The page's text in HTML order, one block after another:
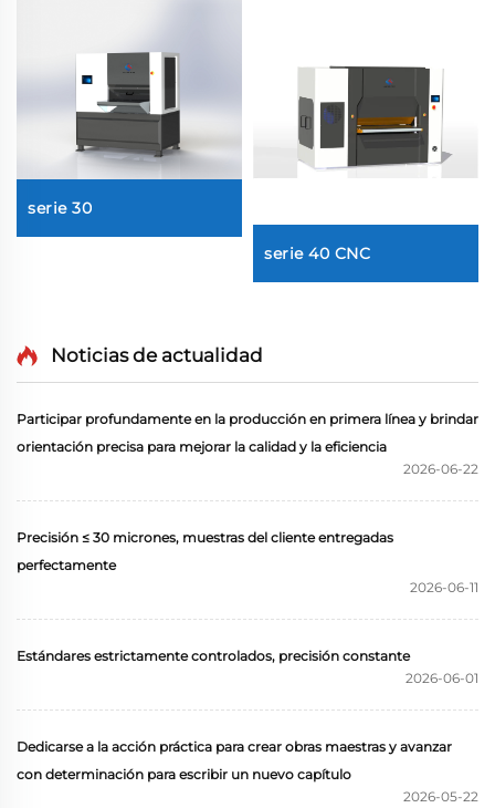
serie 30
serie 40 CNC
Noticias de actualidad
Participar profundamente en la producción en primera línea y brindar
orientación precisa para mejorar la calidad y la eficiencia
2026-06-22
Precisión ≤ 30 micrones, muestras del cliente entregadas
perfectamente
2026-06-11
Estándares estrictamente controlados, precisión constante
2026-06-01
Dedicarse a la acción práctica para crear obras maestras y avanzar
con determinación para escribir un nuevo capítulo
2026-05-22